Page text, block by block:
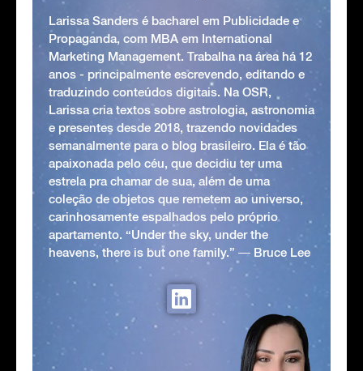
Larissa Sanders é bacharel em Publicidade e
Propaganda, com MBA em International
Marketing Management. Trabalha na área há 12
anos - principalmente escrevendo, editando e
traduzindo conteúdos digitais. Na OSR,
Larissa cria textos sobre astrologia, astronomia
e presentes desde 2018, trazendo novidades
semanalmente para o blog brasileiro. Ela é tão
apaixonada pelo céu, que decidiu ter uma
estrela pra chamar de sua, além de uma
coleção de objetos que remetem ao universo,
carinhosamente espalhados pelo próprio
apartamento. “Under the sky, under the
heavens, there is but one family.” ― Bruce Lee